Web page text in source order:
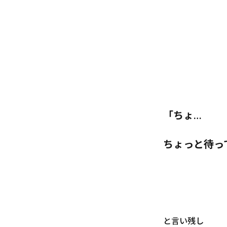
「ちょ…
ちょっと待っ
と言い残し